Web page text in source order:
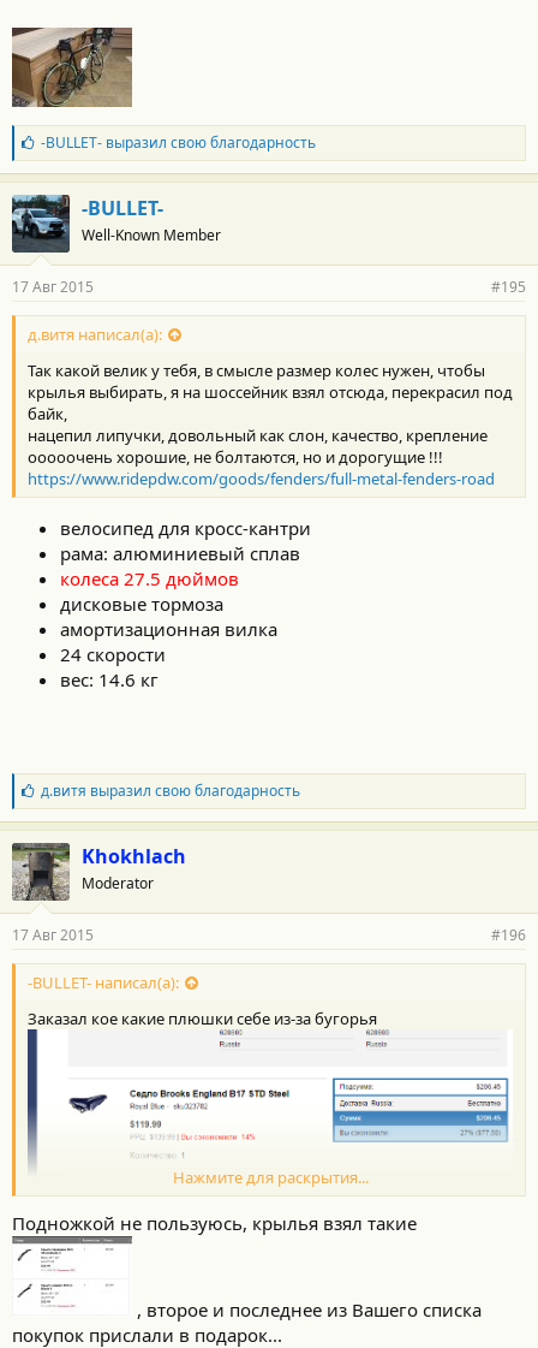
Хочу спросить у продвинутых велосепедистов подножка
нужный девайс или этолишний вес? И по поводу крыльев
думаю стоит поставить чтоб в дождь на задницу не летела
водичка, не то что б я боялся намокнуть но думаю будет
дискомфортно ехать с мокрой Ж
?
Какие крылья лучше преобрести?
Б
л
а
г
о
д
а
н
о
с
и
:
-BULLET-выразил свою благодарность
-BULLET-
Well-Known Member
17 Авг 2015 #195
д.витя написал(а):
Так какой велик у тебя, в смысле размер колес нужен, чтобы
крылья выбирать, я на шоссейник взял отсюда, перекрасил под
байк,
нацепил липучки, довольный как слон, качество, крепление
ооооочень хорошие, не болтаются, но и дорогущие !!!
https://www.ridepdw.com/goods/fenders/full-metal-fenders-road
велосипед для кросс-кантри
рама: алюминиевый сплав
колеса 27.5 дюймов
дисковые тормоза
амортизационная вилка
24 скорости
вес: 14.6 кг
Б
л
а
г
о
д
а
н
о
с
и
д.витя выразил свою благодарность
Khokhlach
Moderator
17 Авг 2015 #196
-BULLET- написал(а):
Заказал кое какие плюшки себе из-за бугорья
Нажмите для раскрытия...
Подножкой не пользуюсь, крылья взял такие
, второе и последнее из Вашего списка
покупок прислали в подарок...